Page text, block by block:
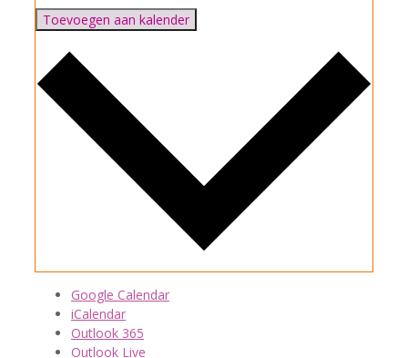
Toevoegen aan kalender
Google Calendar
iCalendar
Outlook 365
Outlook Live